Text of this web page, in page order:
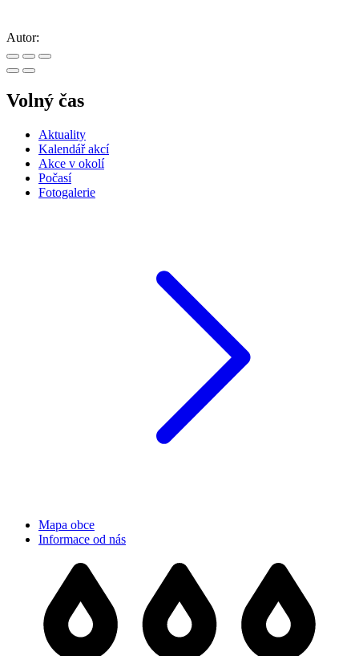
Autor:
Volný čas
Aktuality
Kalendář akcí
Akce v okolí
Počasí
Fotogalerie
Mapa obce
Informace od nás